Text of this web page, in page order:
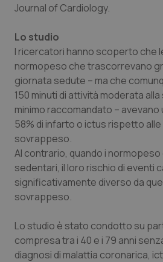
Calabria
Campania
Emilia-Romagna
Friuli Venezia Giulia
Lazio
Liguria
Lombardia
Marche
Asma & BPCO
Car-T
Colesterolo &
Dermatite Atopica
Diabete & glucometri
Disturbi dell’umore
Dolore
Donna & Salute
Journal of Cardiology.
Lo studio
I ricercatori hanno scoperto che
normopeso che trascorrevano
giornata sedute – ma che
150 minuti di attività moderata
minimo raccomandato –
58% di infarto o ictus rispetto
sovrappeso.
Al contrario, quando i
sedentari, il loro rischio di eventi
significativamente diverso da
sovrappeso.
Lo studio è stato condotto su
compresa tra i 40 e i 79 anni
diagnosi di malattia coronarica,